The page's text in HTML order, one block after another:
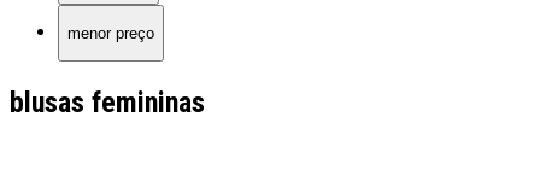
menor preço
blusas femininas